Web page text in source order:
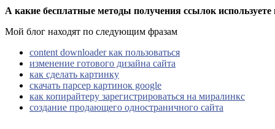
А какие бесплатные методы получения ссылок
Мой блог находят по следующим фразам
content downloader как пользоваться
изменение готового дизайна сайта
как сделать картинку
скачать парсер картинок google
как копирайтеру зарегистрироваться на миралинкс
создание продающего одностраничного сайта